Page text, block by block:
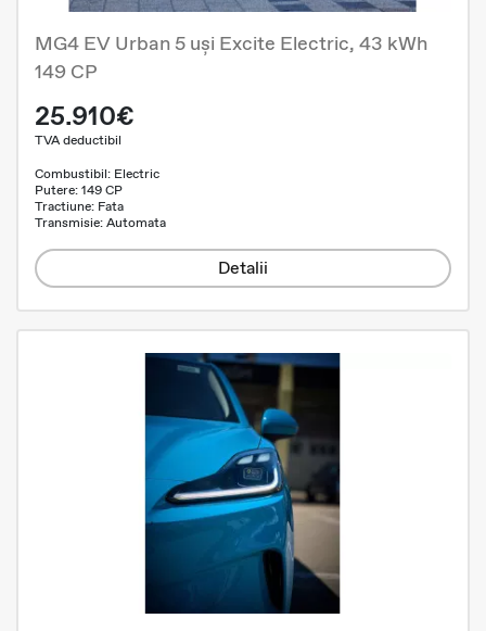
MG4 EV Urban 5 uși Excite Electric, 43 kWh
149 CP
25.910€
TVA deductibil
Combustibil: Electric
Putere: 149 CP
Tractiune: Fata
Transmisie: Automata
Detalii